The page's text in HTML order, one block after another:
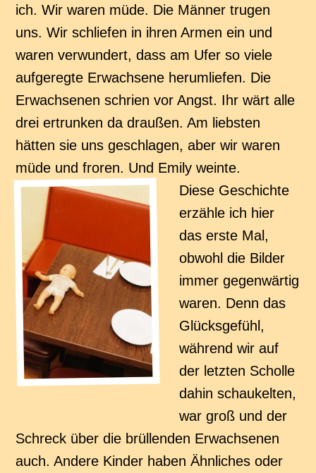
ich. Wir waren müde. Die Männer trugen
uns. Wir schliefen in ihren Armen ein und
waren verwundert, dass am Ufer so viele
aufgeregte Erwachsene herumliefen. Die
Erwachsenen schrien vor Angst. Ihr wärt alle
drei ertrunken da draußen. Am liebsten
hätten sie uns geschlagen, aber wir waren
müde und froren. Und Emily weinte.
Diese Geschichte
erzähle ich hier
das erste Mal,
obwohl die Bilder
immer gegenwärtig
waren. Denn das
Glücksgefühl,
während wir auf
der letzten Scholle
dahin schaukelten,
war groß und der
Schreck über die brüllenden Erwachsenen
auch. Andere Kinder haben Ähnliches oder